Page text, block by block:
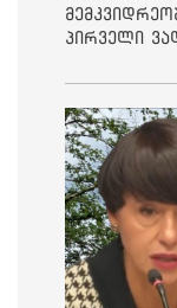
პირველი